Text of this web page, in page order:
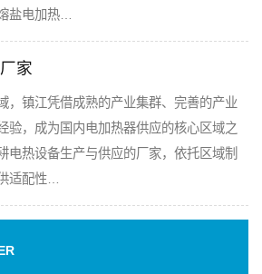
盐电加热…
家
，镇江凭借成熟的产业集群、完善的产业
验，成为国内电加热器供应的核心区域之
电热设备生产与供应的厂家，依托区域制
适配性…